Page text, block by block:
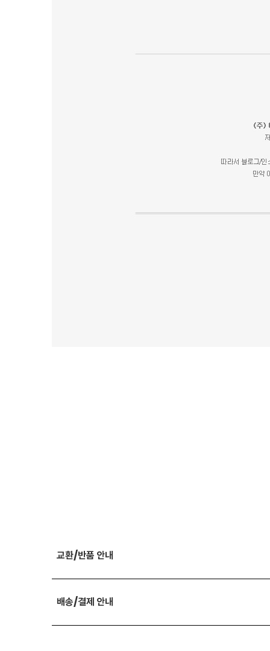
교환/반품 안내
배송/결제 안내